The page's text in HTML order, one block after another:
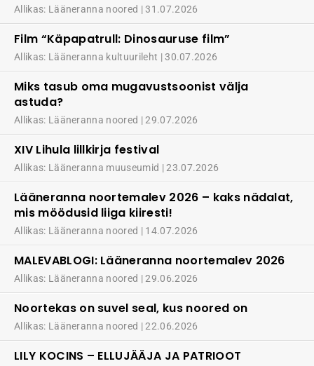
Allikas: Lääneranna noored 31.07.2026
Film “Käpapatrull: Dinosauruse film”
Allikas: Lääneranna kultuurileht 30.07.2026
Miks tasub oma mugavustsoonist välja
astuda?
Allikas: Lääneranna noored 29.07.2026
XIV Lihula lillkirja festival
Allikas: Lääneranna muuseumid 23.07.2026
Lääneranna noortemalev 2026 – kaks nädalat,
mis möödusid liiga kiiresti!
Allikas: Lääneranna noored 14.07.2026
MALEVABLOGI: Lääneranna noortemalev 2026
Allikas: Lääneranna noored 29.06.2026
Noortekas on suvel seal, kus noored on
Allikas: Lääneranna noored 22.06.2026
LILY KOCINS – ELLUJÄÄJA JA PATRIOOT